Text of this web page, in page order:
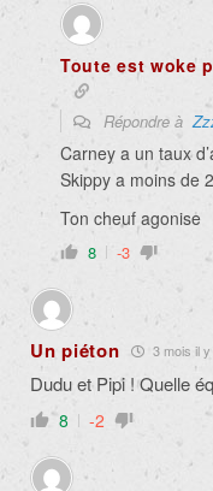
Toute est woke
Répondre à
Carney a un taux
Skippy a moins de
Ton cheuf agonise
8 -3
Un piéton 3 mois il y
Dudu et Pipi ! Quelle
8 -2